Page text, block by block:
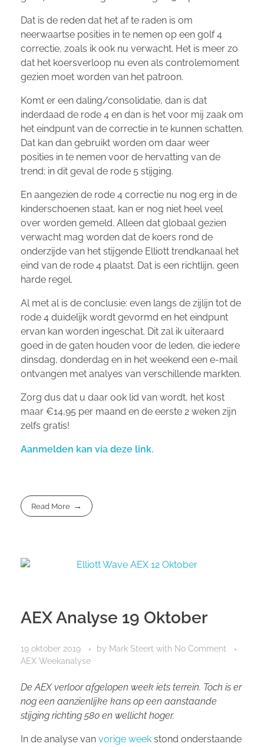
Dat is de reden dat het af te raden is om
neerwaartse posities in te nemen op een golf 4
correctie, zoals ik ook nu verwacht. Het is meer zo
dat het koersverloop nu even als controlemoment
gezien moet worden van het patroon.
Komt er een daling/consolidatie, dan is dat
inderdaad de rode 4 en dan is het voor mij zaak om
het eindpunt van de correctie in te kunnen schatten.
Dat kan dan gebruikt worden om daar weer
posities in te nemen voor de hervatting van de
trend; in dit geval de rode 5 stijging.
En aangezien de rode 4 correctie nu nog erg in de
kinderschoenen staat, kan er nog niet heel veel
over worden gemeld. Alleen dat globaal gezien
verwacht mag worden dat de koers rond de
onderzijde van het stijgende Elliott trendkanaal het
eind van de rode 4 plaatst. Dat is een richtlijn, geen
harde regel.
Al met al is de conclusie: even langs de zijlijn tot de
rode 4 duidelijk wordt gevormd en het eindpunt
ervan kan worden ingeschat. Dit zal ik uiteraard
goed in de gaten houden voor de leden, die iedere
dinsdag, donderdag en in het weekend een e-mail
ontvangen met analyes van verschillende markten.
Zorg dus dat u daar ook lid van wordt, het kost
maar €14,95 per maand en de eerste 2 weken zijn
zelfs gratis!
Aanmelden kan via deze link.
Read More
AEX Analyse 19 Oktober
19 oktober 2019 by Mark Steert with No Comment
AEX Weekanalyse
De AEX verloor afgelopen week iets terrein. Toch is er
nog een aanzienlijke kans op een aanstaande
stijging richting 580 en wellicht hoger.
In de analyse van vorige week stond onderstaande